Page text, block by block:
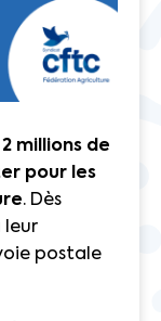
millions de
pour les
. Dès
leur
postale